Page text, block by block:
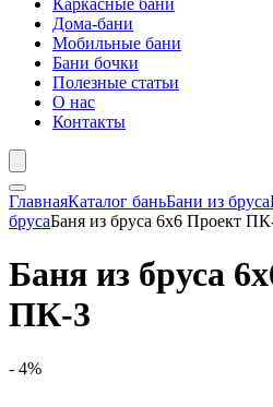
Каркасные бани
Дома-бани
Мобильные бани
Бани бочки
Полезные статьи
О нас
Контакты
ГлавнаяКаталог баньБани из бруса
брусаБаня из бруса 6х6 Проект
Баня из бруса
ПК-3
- 4%